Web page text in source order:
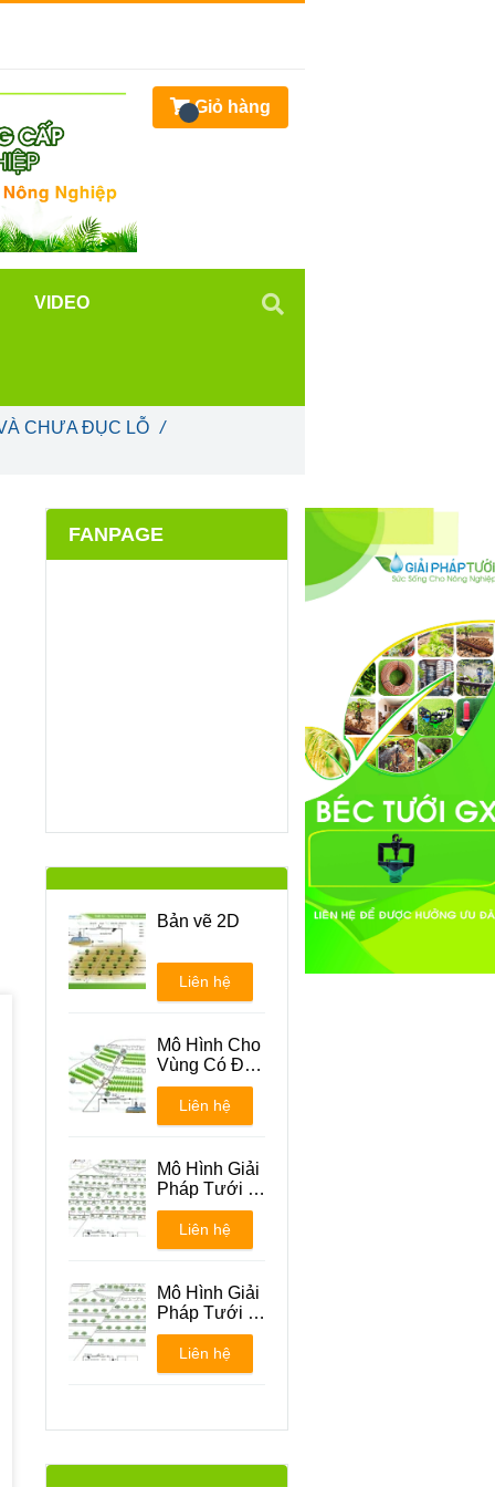
FANPAGE
Bản vẽ 2D
Liên hệ
Mô Hình Cho
Vùng Có Địa
Hình Đồi Núi
Liên hệ
Mô Hình Giải
Pháp Tưới -
Phương án 1
Liên hệ
Mô Hình Giải
Pháp Tưới -
Phương án 2
Liên hệ
CHƯA ĐỤC LỖ /
Giỏ hàng
VIDEO